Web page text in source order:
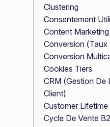
Clustering
Consentement
Content Marketing
Conversion (Taux
Conversion
Cookies Tiers
CRM (Gestion De
Client)
Customer Lifetime
Cycle De Vente